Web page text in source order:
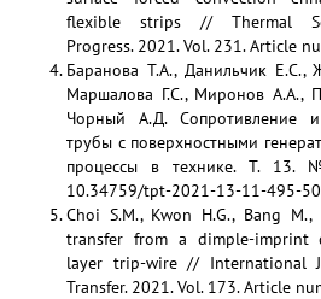
flexible strips // Thermal
Progress. 2021. Vol. 231. Article
Баранова Т.А., Данильчик Е.С.,
Маршалова Г.С., Миронов А.А.,
Чорный А.Д. Сопротивление
трубы с поверхностными
процессы в технике. Т.
10.34759/tpt-2021-13-11-495-
Choi S.M., Kwon H.G., Bang
transfer from a dimple-imprint
layer trip-wire // International
Transfer. 2021. Vol. 173. Article